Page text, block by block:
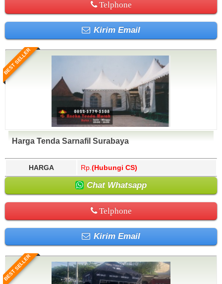
Telphone
Kirim Email
BEST SELLER
Harga Tenda Sarnafil Surabaya
HARGA Rp. (Hubungi CS)
Chat Whatsapp
Telphone
Kirim Email
BEST SELLER